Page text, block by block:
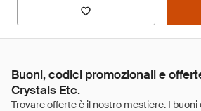
Buoni, codici promozionali e
Crystals Etc.